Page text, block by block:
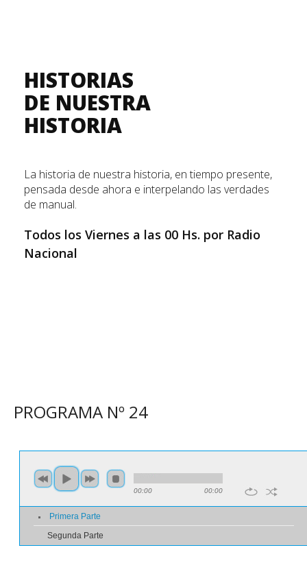
HISTORIAS
DE NUESTRA
HISTORIA
La historia de nuestra historia, en tiempo presente,
pensada desde ahora e interpelando las verdades
de manual.
Todos los Viernes a las 00 Hs. por Radio
Nacional
PROGRAMA Nº 24